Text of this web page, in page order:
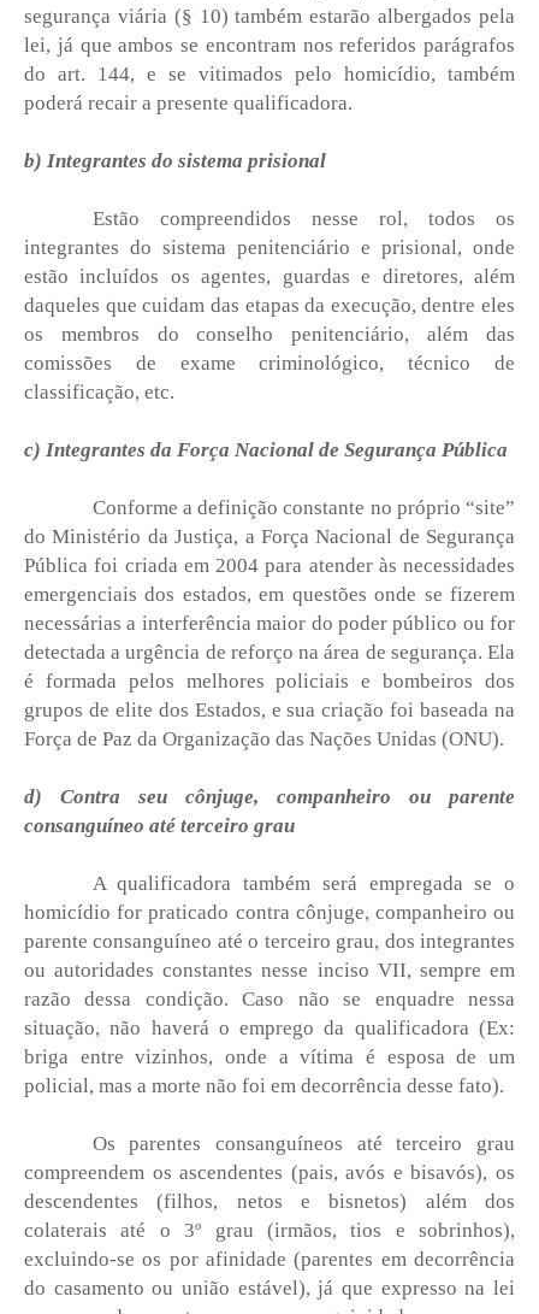
segurança viária (§ 10) também estarão albergados pela
lei, já que ambos se encontram nos referidos parágrafos
do art. 144, e se vitimados pelo homicídio, também
poderá recair a presente qualificadora.
b) Integrantes do sistema prisional
Estão compreendidos nesse rol, todos os
integrantes do sistema penitenciário e prisional, onde
estão incluídos os agentes, guardas e diretores, além
daqueles que cuidam das etapas da execução, dentre eles
os membros do conselho penitenciário, além das
comissões de exame criminológico, técnico de
classificação, etc.
c) Integrantes da Força Nacional de Segurança Pública
Conforme a definição constante no próprio “site”
do Ministério da Justiça, a Força Nacional de Segurança
Pública foi criada em 2004 para atender às necessidades
emergenciais dos estados, em questões onde se fizerem
necessárias a interferência maior do poder público ou for
detectada a urgência de reforço na área de segurança. Ela
é formada pelos melhores policiais e bombeiros dos
grupos de elite dos Estados, e sua criação foi baseada na
Força de Paz da Organização das Nações Unidas (ONU).
d) Contra seu cônjuge, companheiro ou parente
consanguíneo até terceiro grau
A qualificadora também será empregada se o
homicídio for praticado contra cônjuge, companheiro ou
parente consanguíneo até o terceiro grau, dos integrantes
ou autoridades constantes nesse inciso VII, sempre em
razão dessa condição. Caso não se enquadre nessa
situação, não haverá o emprego da qualificadora (Ex:
briga entre vizinhos, onde a vítima é esposa de um
policial, mas a morte não foi em decorrência desse fato).
Os parentes consanguíneos até terceiro grau
compreendem os ascendentes (pais, avós e bisavós), os
descendentes (filhos, netos e bisnetos) além dos
colaterais até o 3º grau (irmãos, tios e sobrinhos),
excluindo-se os por afinidade (parentes em decorrência
do casamento ou união estável), já que expresso na lei